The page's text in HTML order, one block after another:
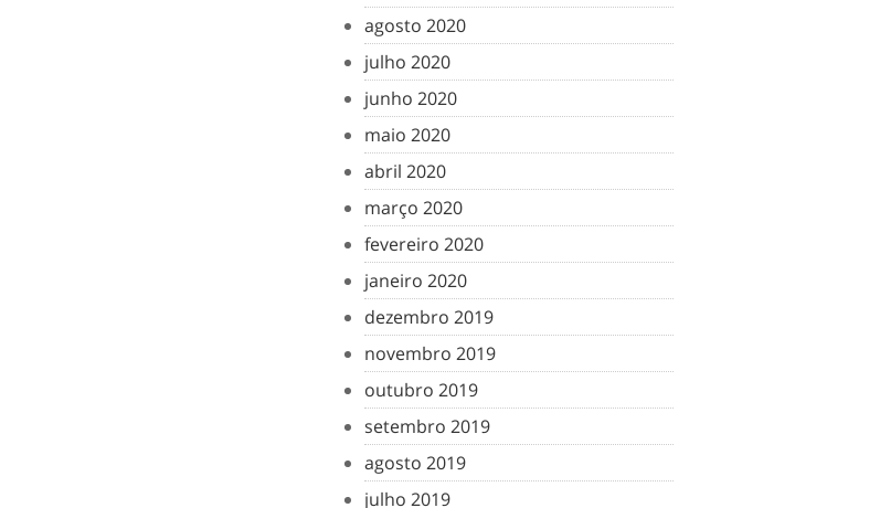
agosto 2020
julho 2020
junho 2020
maio 2020
abril 2020
março 2020
fevereiro 2020
janeiro 2020
dezembro 2019
novembro 2019
outubro 2019
setembro 2019
agosto 2019
julho 2019